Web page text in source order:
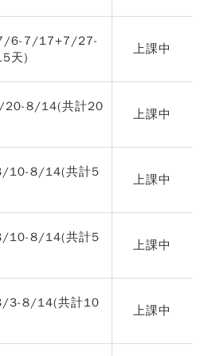
7/6-7/17+7/27-
天)
上課中
20-8/14(共計20
上課中
10-8/14(共計5
上課中
10-8/14(共計5
上課中
3-8/14(共計10
上課中